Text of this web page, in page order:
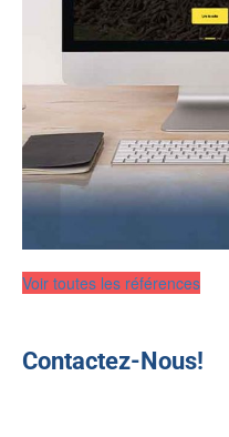
Voir toutes les références
Contactez-Nous!